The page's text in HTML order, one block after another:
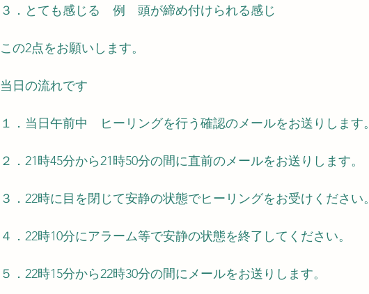
３．とても感じる　例　頭が締め付けられる感じ
この2点をお願いします。
当日の流れです
１．当日午前中　ヒーリングを行う確認のメールをお送りします。
２．21時45分から21時50分の間に直前のメールをお送りします。
３．22時に目を閉じて安静の状態でヒーリングをお受けください。
４．22時10分にアラーム等で安静の状態を終了してください。
５．22時15分から22時30分の間にメールをお送りします。